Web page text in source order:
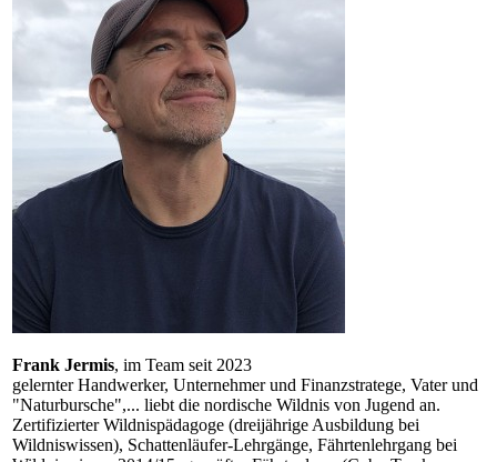
Frank Jermis, im Team seit 2023
gelernter Handwerker, Unternehmer und Finanzstratege, Vater und
"Naturbursche",... liebt die nordische Wildnis von Jugend an.
Zertifizierter Wildnispädagoge (dreijährige Ausbildung bei
Wildniswissen), Schattenläufer-Lehrgänge, Fährtenlehrgang bei